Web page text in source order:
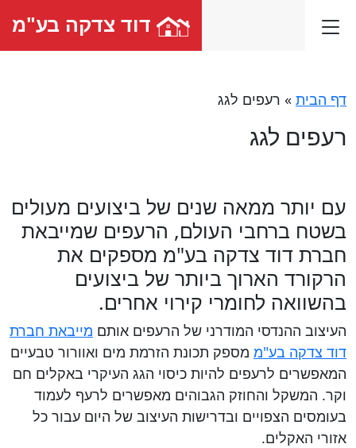
דוד צדקה בע"מ
דף הבית » רעפים לגג
רעפים לגג
עם יותר ממאה שנים של ביצועים מעולים
בשטח ברחבי העולם, הרעפים שמייבאת
חברת דוד צדקה בע"מ מספקים את
הרקורד הארוך ביותר של ביצועים
בהשוואה לחומרי קירוי אחרים.
העיצוב ההנדסי המודרני של הרעפים אותם מייבאת חברת
דוד צדקה בע"מ מספק תכונת הזרמת מים ואוורור טבעיים
המאפשרים לרעפים להיות כיסוי הגג העיקרי באקלים חם
וקר. המשקל והחוזק הגבוהים מאפשרים לרעף לעמוד
בעומסים הצפויים ובדרישות העיצוב של היום עבור כל
אזורי האקלים.